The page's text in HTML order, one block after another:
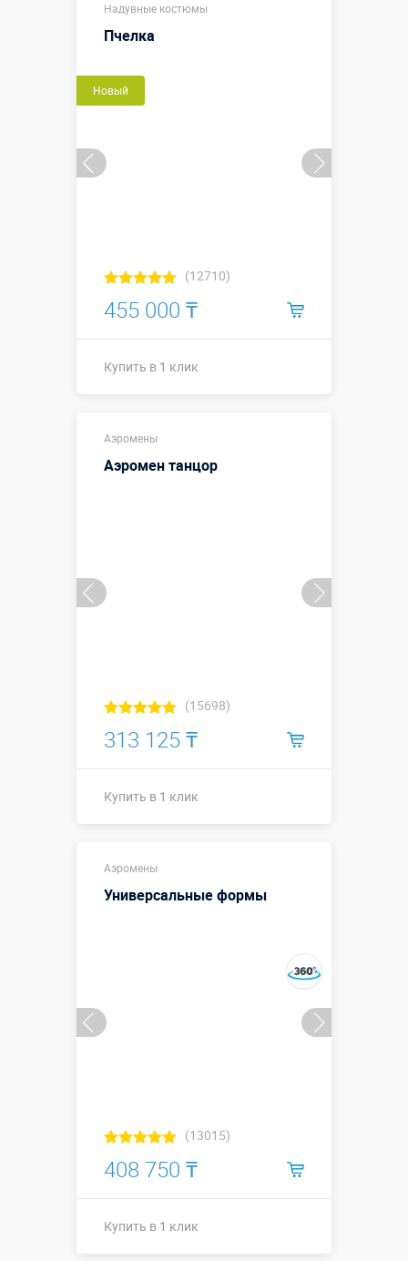
Больше деталей →
Надувные костюмы
Пчелка
Новый
(12710)
455 000 ₸
Купить в 1 клик
Аэромены
Аэромен танцор
(15698)
313 125 ₸
Купить в 1 клик
Аэромены
Универсальные формы
(13015)
408 750 ₸
Купить в 1 клик